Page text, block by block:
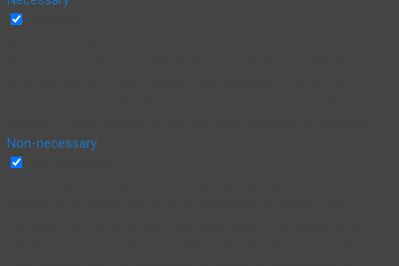
Non-necessary